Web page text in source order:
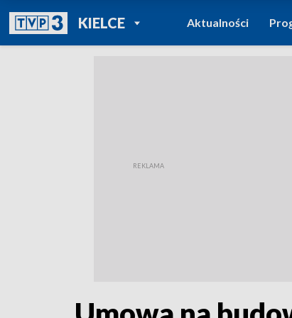
KIELCEPOWRÓT DO
TVP REGIONY
Aktualności